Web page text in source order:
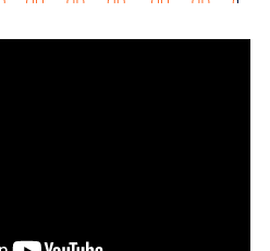
potable y drenajeofrezcan